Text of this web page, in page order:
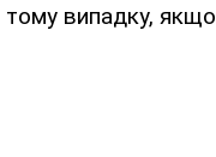
тому випадку, якщо